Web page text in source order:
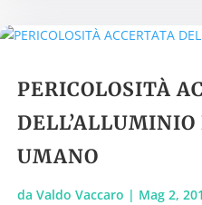
PERICOLOSITÀ
DELL’ALLUMINIO
UMANO
da Valdo Vaccaro | Mag 2,